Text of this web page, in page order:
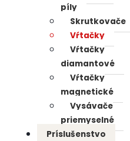
píly
Skrutkovače
Vŕtačky
Vŕtačky
diamantové
Vŕtačky
magnetické
Vysávače
priemyselné
Príslušenstvo